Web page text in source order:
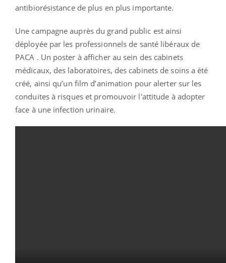
antibiorésistance de plus en plus importante.
Une campagne auprès du grand public est ainsi
déployée par les professionnels de santé libéraux de
PACA . Un poster à afficher au sein des cabinets
médicaux, des laboratoires, des cabinets de soins a été
créé, ainsi qu’un film d’animation pour alerter sur les
conduites à risques et promouvoir l'attitude à adopter
face à une infection urinaire.